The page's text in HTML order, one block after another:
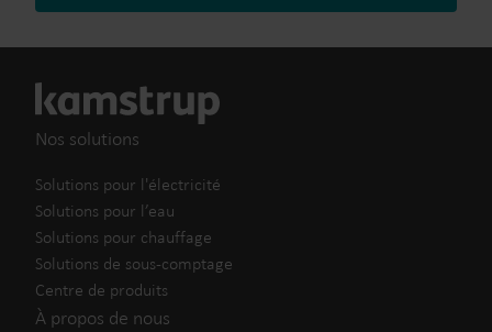
Nos solutions
Solutions pour l'électricité
Solutions pour l’eau
Solutions pour chauffage
Solutions de sous-comptage
Centre de produits
À propos de nous